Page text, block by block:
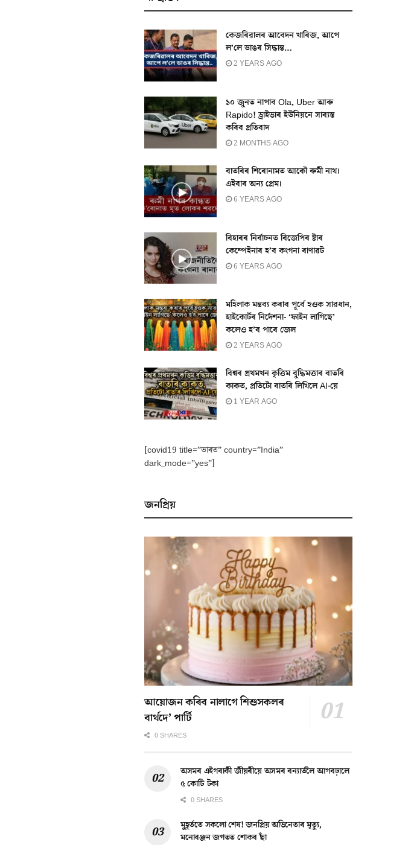
কেজৰিৱালৰ আবেদন খাৰিজ, আপে
ল’লে ডাঙৰ সিদ্ধান্ত…
2 YEARS AGO
১০ জুনত নাপাব Ola, Uber আৰু
Rapido! ড্ৰাইভাৰ ইউনিয়নে সাব্যস্ত
কৰিব প্ৰতিবাদ
2 MONTHS AGO
বাতৰিৰ শিৰোনামত আকৌ ৰুমী নাথ।
এইবাৰ অন্য প্ৰেম।
6 YEARS AGO
বিহাৰৰ নিৰ্বাচনত বিজেপিৰ ষ্টাৰ
কেম্পেইনাৰ হ’ব কংগনা ৰাণাৱট
6 YEARS AGO
মহিলাক মন্তব্য কৰাৰ পূৰ্বে হওক সাৱধান,
হাইকোৰ্টৰ নিৰ্দেশনা- ‘ফাইন লাগিছে’
কলেও হ’ব পাৰে জেল
2 YEARS AGO
বিশ্বৰ প্ৰথমখন কৃত্তিম বুদ্ধিমত্তাৰ বাতৰি
কাকত, প্ৰতিটো বাতৰি লিখিলে AI-য়ে
1 YEAR AGO
[covid19 title=”ভাৰত” country=”India”
dark_mode=”yes”]
জনপ্ৰিয়
আয়োজন কৰিব নালাগে শিশুসকলৰ
বাৰ্থদে’ পাৰ্টি
0 SHARES
অসমৰ এইগৰাকী জীয়ৰীয়ে অসমৰ বন্যাৰ্তলৈ আগবঢ়ালে
৫ কোটি টকা
0 SHARES
মুহূৰ্ততে সকলো শেষ! জনপ্ৰিয় অভিনেতাৰ মৃত্যু,
মনোৰঞ্জন জগতত শোকৰ ছাঁ